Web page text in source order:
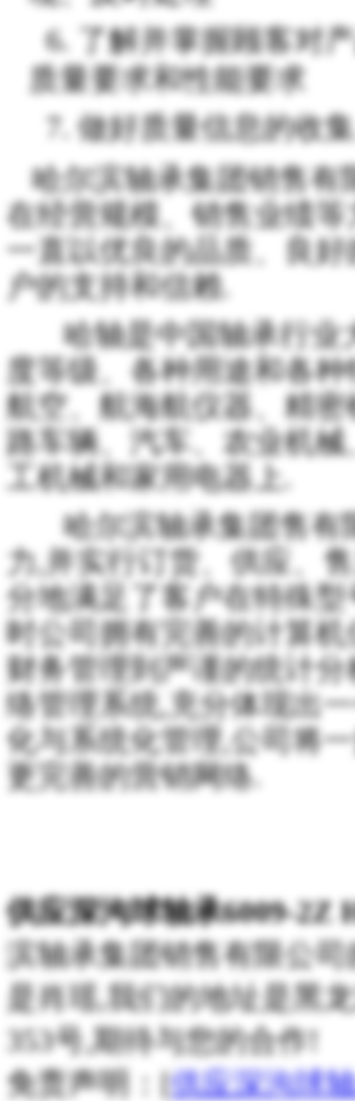
6. 了解并掌握顾客对
质量要求和性能要求
7.做好质量信息的收
哈尔滨轴承集团销售有
在经营规模、销售业绩
一直以优良的品质、良
户的支持和信赖.
哈轴是中国轴承行业
度等级、各种用途和各
航空、航海航仪器、精密
路车辆、汽车、农业机
工机械和家用电器上.
哈尔滨轴承集团售有
力,并实行订货、供应、
分地满足了客户在特殊
时公司拥有完善的计算
财务管理到严谨的统计
络管理系统,充分体现出
化与系统化管理,公司将
更完善的营销网络.
供应深沟球轴承6009-2Z
滨轴承集团销售有限公
是肖瑶,我们的地址是黑
353号,期待与您的合作!
免责声明：[供应深沟球